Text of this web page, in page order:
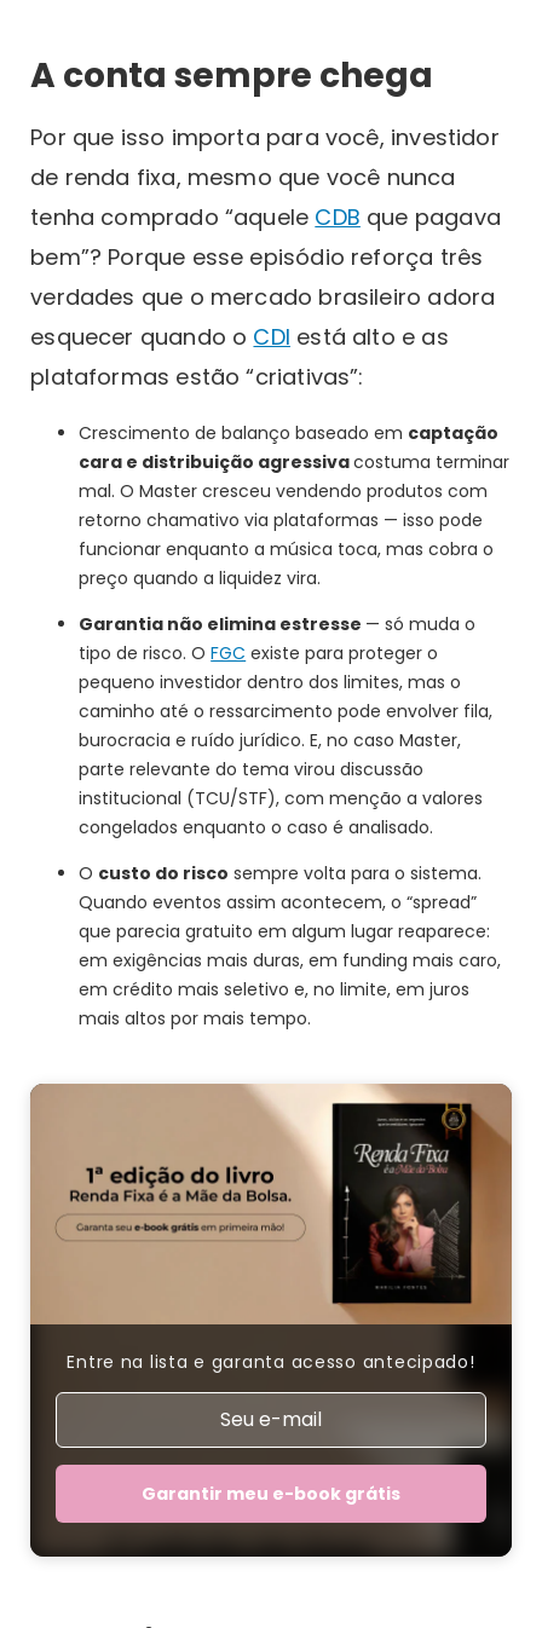
A conta sempre chega
Por que isso importa para você, investidor
de renda fixa, mesmo que você nunca
tenha comprado “aquele CDB que pagava
bem”? Porque esse episódio reforça três
verdades que o mercado brasileiro adora
esquecer quando o CDI está alto e as
plataformas estão “criativas”:
Crescimento de balanço baseado em captação
cara e distribuição agressivacostuma terminar
mal. O Master cresceu vendendo produtos com
retorno chamativo via plataformas — isso pode
funcionar enquanto a música toca, mas cobra o
preço quando a liquidez vira.
Garantia não elimina estresse — só muda o
tipo de risco. OFGC existe para proteger o
pequeno investidor dentro dos limites, mas o
caminho até o ressarcimento pode envolver fila,
burocracia e ruído jurídico. E, no caso Master,
parte relevante do tema virou discussão
institucional (TCU/STF), com menção a valores
congelados enquanto o caso é analisado.
O custo do risco sempre volta para o sistema.
Quando eventos assim acontecem, o “spread”
que parecia gratuito em algum lugar reaparece:
em exigências mais duras, em funding mais caro,
em crédito mais seletivo e, no limite, em juros
mais altos por mais tempo.
Entre na lista e garanta acesso antecipado!
Garantir meu e-book grátis